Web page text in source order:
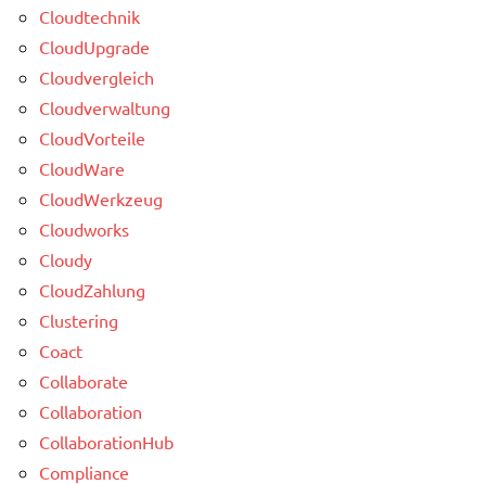
Cloudtechnik
CloudUpgrade
Cloudvergleich
Cloudverwaltung
CloudVorteile
CloudWare
CloudWerkzeug
Cloudworks
Cloudy
CloudZahlung
Clustering
Coact
Collaborate
Collaboration
CollaborationHub
Compliance